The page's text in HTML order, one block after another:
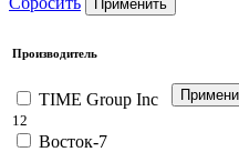
Применить
Производитель
TIME Group Inc
12
Восток-7